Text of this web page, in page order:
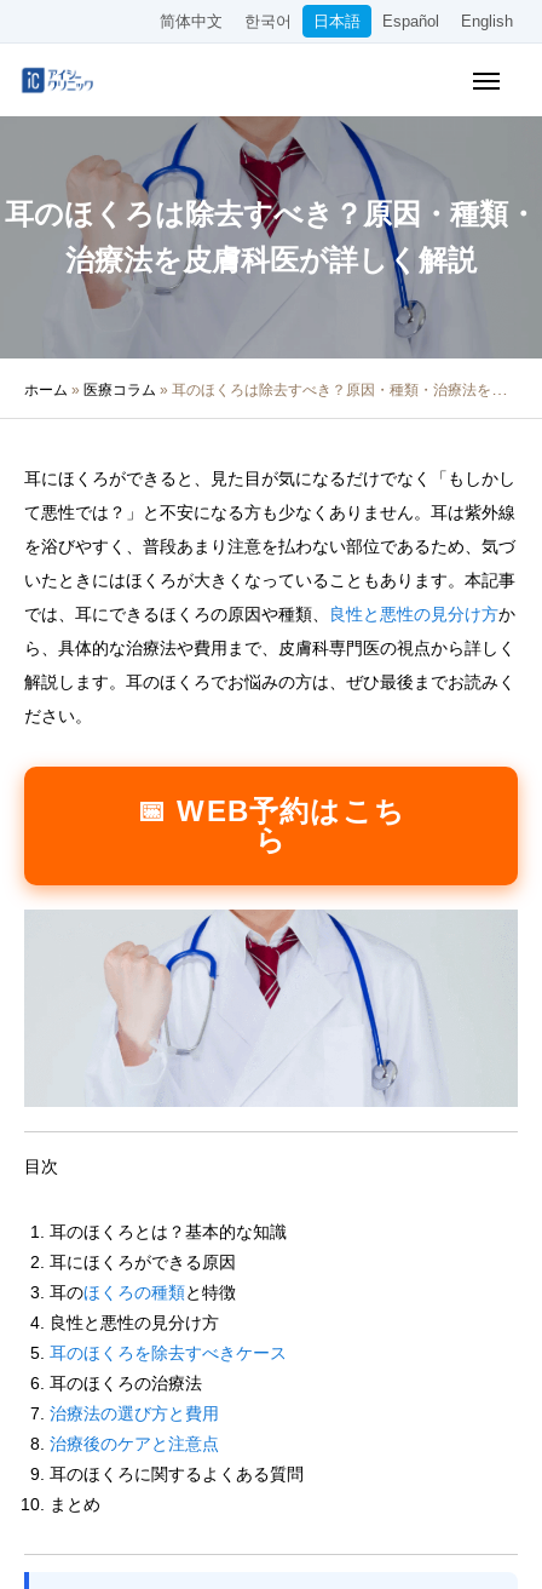
简体中文 한국어 日本語 Español English
耳のほくろは除去すべき？原因・種類・
治療法を皮膚科医が詳しく解説
ホーム » 医療コラム » 耳のほくろは除去すべき？原因・種類・治療法を皮膚科医が詳しく解説
耳にほくろができると、見た目が気になるだけでなく「もしかし
て悪性では？」と不安になる方も少なくありません。耳は紫外線
を浴びやすく、普段あまり注意を払わない部位であるため、気づ
いたときにはほくろが大きくなっていることもあります。本記事
では、耳にできるほくろの原因や種類、
良性と悪性の見分け方か
ら、具体的な治療法や費用まで、皮膚科専門医の視点から詳しく
解説します。耳のほくろでお悩みの方は、ぜひ最後までお読みく
ださい。
📅 WEB予約はこち
ら
目次
耳のほくろとは？基本的な知識
耳にほくろができる原因
耳のほくろの種類と特徴
良性と悪性の見分け方
耳のほくろを除去すべきケース
耳のほくろの治療法
治療法の選び方と費用
治療後のケアと注意点
耳のほくろに関するよくある質問
まとめ
アクセス
クリニック紹介
診療内容
その他
简体中文 한국어 日本語 Español English